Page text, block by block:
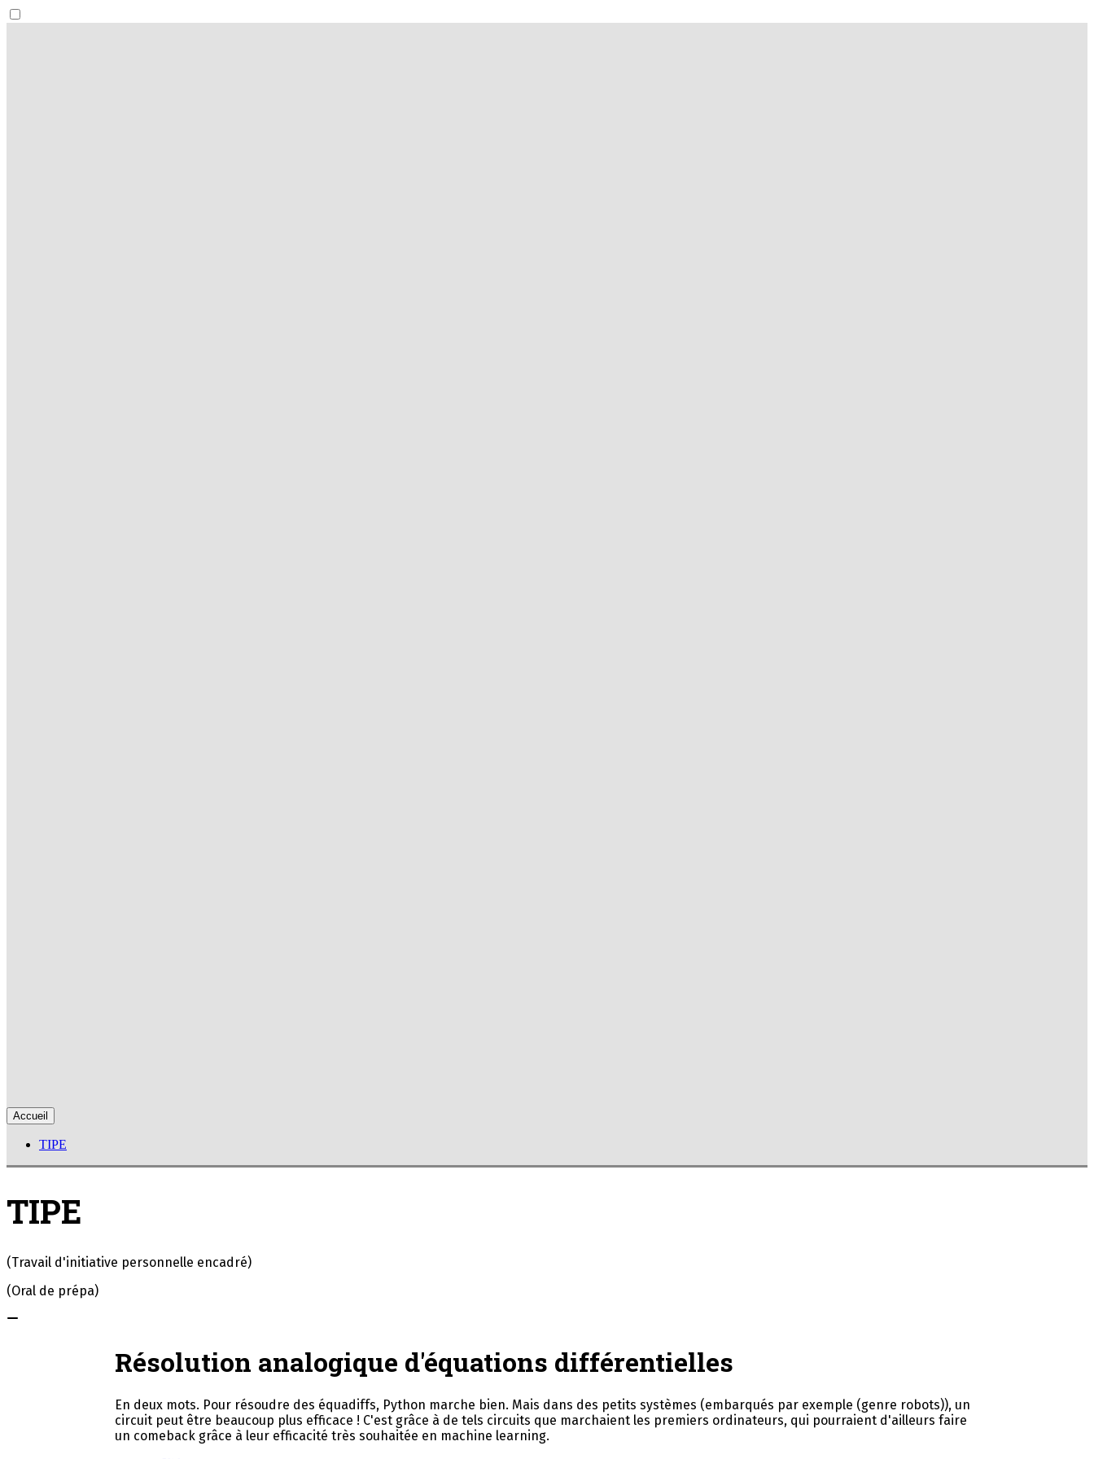
Accueil
TIPE
TIPE
(Travail d'initiative personnelle encadré)
(Oral de prépa)
Résolution analogique d'équations différentielles
En deux mots. Pour résoudre des équadiffs, Python marche bien. Mais dans des petits systèmes (embarqués par exemple (genre robots)), un
circuit peut être beaucoup plus efficace ! C'est grâce à de tels circuits que marchaient les premiers ordinateurs, qui pourraient d'ailleurs faire
un comeback grâce à leur efficacité très souhaitée en machine learning.